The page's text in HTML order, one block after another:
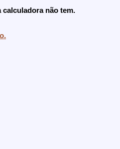
não tem.